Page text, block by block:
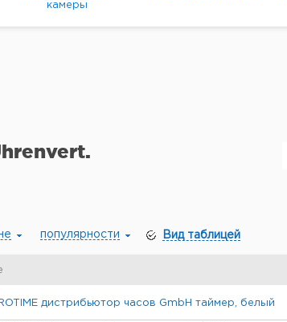
камеры
популярности Вид таблицей
дистрибьютор часов GmbH таймер, белый